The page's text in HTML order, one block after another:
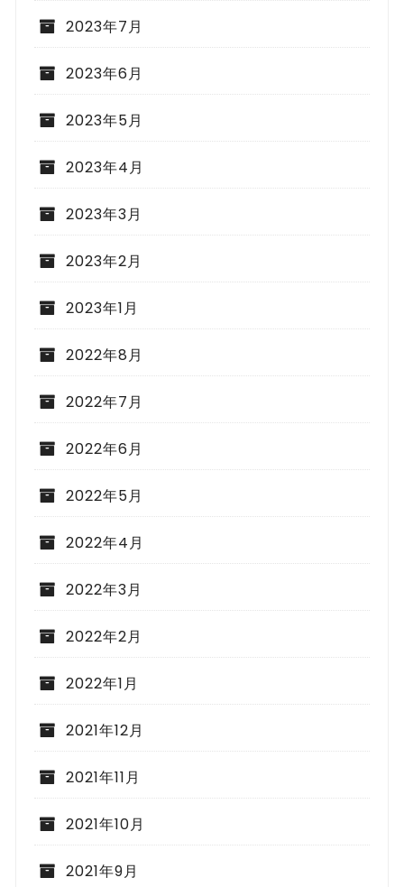
2023年7月
2023年6月
2023年5月
2023年4月
2023年3月
2023年2月
2023年1月
2022年8月
2022年7月
2022年6月
2022年5月
2022年4月
2022年3月
2022年2月
2022年1月
2021年12月
2021年11月
2021年10月
2021年9月